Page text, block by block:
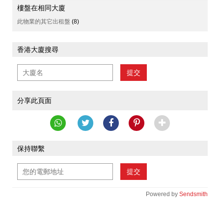
樓盤在相同大廈
此物業的其它出租盤 (8)
香港大廈搜尋
提交
分享此頁面
保持聯繫
提交
Powered by Sendsmith